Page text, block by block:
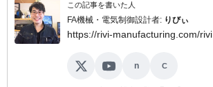
この記事を書いた人
FA機械・電気制御設計者: りびぃ
https://rivi-manufacturing.com/rivi
X YouTube
n C